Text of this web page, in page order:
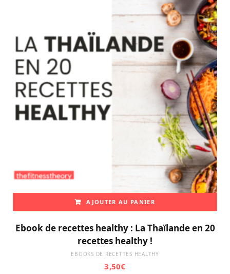
AJOUTER AU PANIER
Ebook de recettes healthy : La Thaïlande en 20
recettes healthy !
EBOOKS DE RECETTES HEALTHY
3,50€